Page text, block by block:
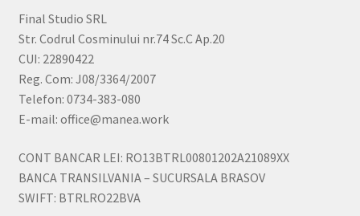
Final Studio SRL
Str. Codrul Cosminului nr.74 Sc.C Ap.20
CUI: 22890422
Reg. Com: J08/3364/2007
Telefon: 0734-383-080
E-mail: office@manea.work
CONT BANCAR LEI: RO13BTRL00801202A21089XX
BANCA TRANSILVANIA – SUCURSALA BRASOV
SWIFT: BTRLRO22BVA